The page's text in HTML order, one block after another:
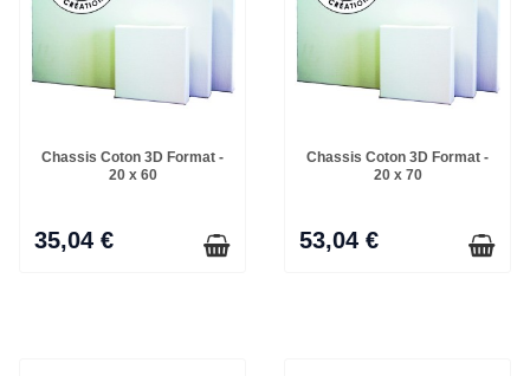
Chassis Coton 3D Format -
20 x 60
35,04 €
Chassis Coton 3D Format -
20 x 70
53,04 €